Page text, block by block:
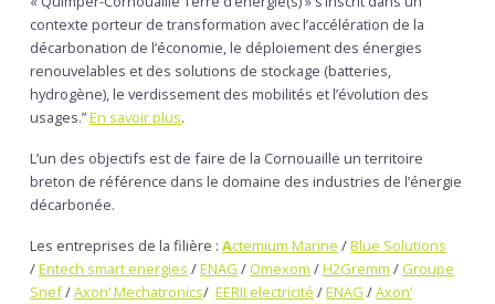
contexte porteur de transformation avec l’accélération de la
décarbonation de l’économie, le déploiement des énergies
renouvelables et des solutions de stockage (batteries,
hydrogène), le verdissement des mobilités et l’évolution des
usages.”En savoir plus.
L’un des objectifs est de faire de la Cornouaille un territoire
breton de référence dans le domaine des industries de l’énergie
décarbonée.
Les entreprises de la filière : Actemium Marine /Blue Solutions
/Entech smart energies /ENAG / Omexom /H2Gremm / Groupe
Snef/Axon’ Mechatronics/ EERII electricité /ENAG /Axon’